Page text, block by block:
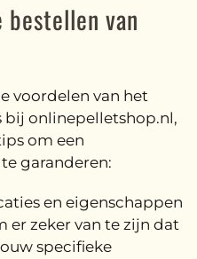
van
voordelen van het
bij onlinepelletshop.nl,
om een
garanderen:
en eigenschappen
er zeker van te zijn dat
specifieke